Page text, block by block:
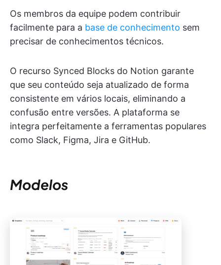
Os membros da equipe podem contribuir
facilmente para a base de conhecimento sem
precisar de conhecimentos técnicos.
O recurso Synced Blocks do Notion garante
que seu conteúdo seja atualizado de forma
consistente em vários locais, eliminando a
confusão entre versões. A plataforma se
integra perfeitamente a ferramentas populares
como Slack, Figma, Jira e GitHub.
Modelos